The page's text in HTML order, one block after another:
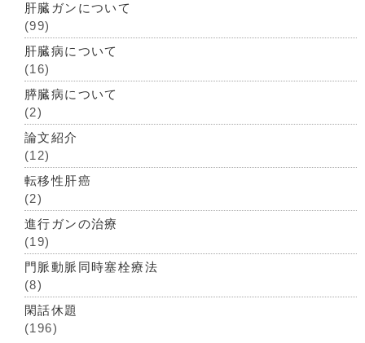
肝臓ガンについて
(99)
肝臓病について
(16)
膵臓病について
(2)
論文紹介
(12)
転移性肝癌
(2)
進行ガンの治療
(19)
門脈動脈同時塞栓療法
(8)
閑話休題
(196)